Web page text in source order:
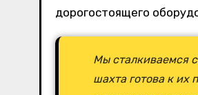
дорогостоящего
Мы сталкиваемся
шахта готова к их